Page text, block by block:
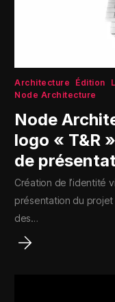
Architecture Édition
Node Architecture
Node
logo « T&R
de
Création de l’identité
présentation du projet
des…